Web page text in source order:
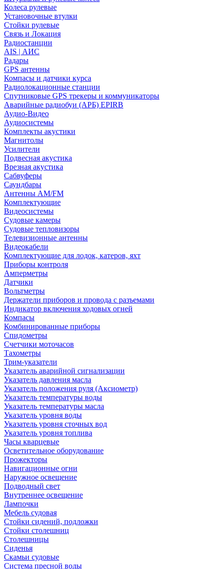
Колеса рулевые
Установочные втулки
Стойки рулевые
Связь и Локация
Радиостанции
AIS | АИС
Радары
GPS антенны
Компасы и датчики курса
Радиолокационные станции
Спутниковые GPS трекеры и коммуникаторы
Аварийные радиобуи (АРБ) EPIRB
Аудио-Видео
Аудиосистемы
Комплекты акустики
Магнитолы
Усилители
Подвесная акустика
Врезная акустика
Сабвуферы
Саундбары
Антенны AM/FM
Комплектующие
Видеосистемы
Судовые камеры
Cудовые тепловизоры
Телевизионные антенны
Видеокабели
Комплектующие для лодок, катеров, яхт
Приборы контроля
Амперметры
Датчики
Вольтметры
Держатели приборов и провода с разъемами
Индикатор включения ходовых огней
Компасы
Комбинированные приборы
Спидометры
Счетчики моточасов
Тахометры
Трим-указатели
Указатель аварийной сигнализации
Указатель давления масла
Указатель положения руля (Аксиометр)
Указатель температуры воды
Указатель температуры масла
Указатель уровня воды
Указатель уровня сточных вод
Указатель уровня топлива
Часы кварцевые
Осветительное оборудование
Прожекторы
Навигационные огни
Наружное освещение
Подводный свет
Внутреннее освещение
Лампочки
Мебель судовая
Стойки сидений, подложки
Стойки столешниц
Столешницы
Сиденья
Скамьи судовые
Система пресной воды